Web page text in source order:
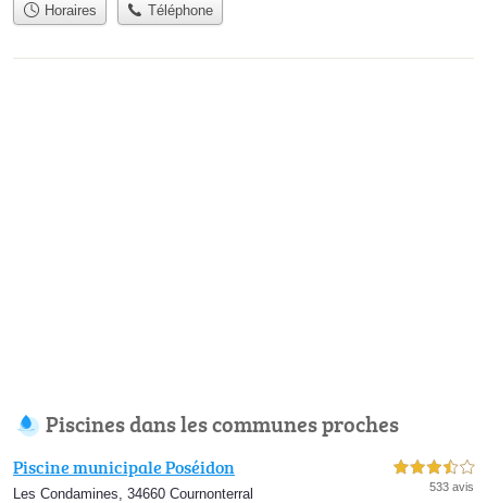
Horaires Téléphone
Piscines dans les communes proches
Piscine municipale Poséidon
Les Condamines, 34660 Cournonterral
3,5 étoiles sur 5
533 avis